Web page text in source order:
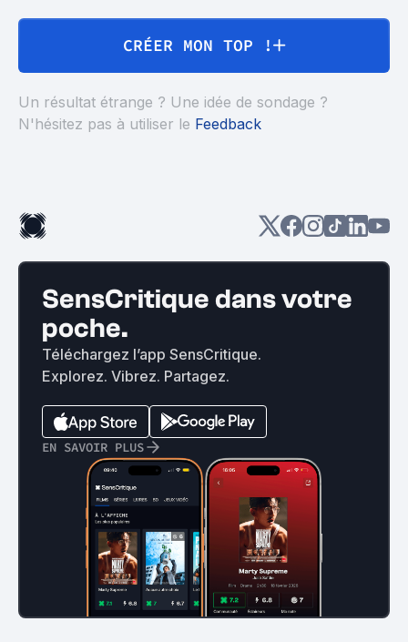
CRÉER MON TOP !
Un résultat étrange ? Une idée de sondage ?
N'hésitez pas à utiliser le Feedback
SensCritique dans votre
poche.
Téléchargez l’app SensCritique.
Explorez. Vibrez. Partagez.
EN SAVOIR PLUS